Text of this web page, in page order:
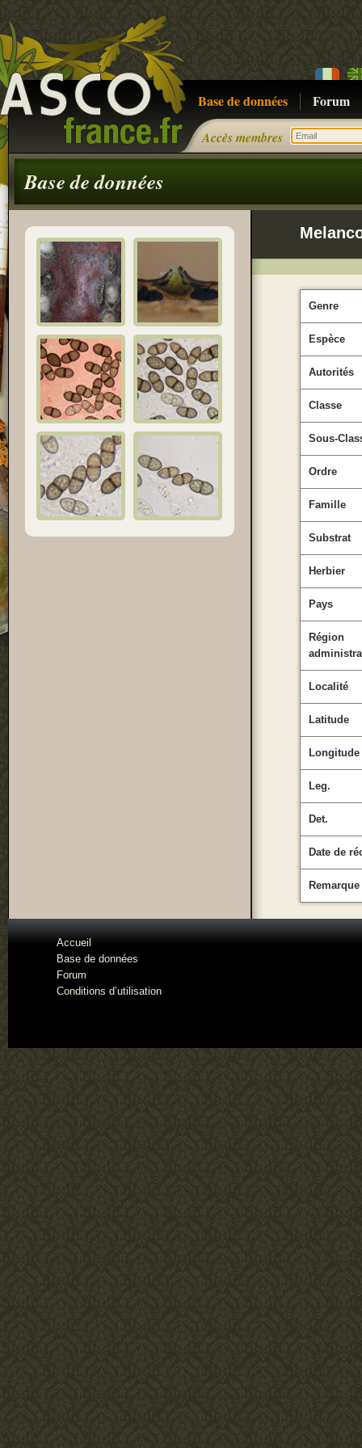
Base de données Forum
Accès membres
Base de données
Genre
Espèce
Autorités
Classe
Sous-
Ordre
Famille
Substrat
Herbier
Pays
Région
Localité
Latitude
Longitude
Leg.
Det.
Date de
Remarque
Accueil
Base de données
Forum
Conditions d’utilisation